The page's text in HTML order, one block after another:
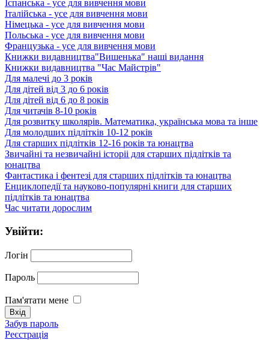
Іспанська - усе для вивчення мови
Італійська - усе для вивчення мови
Німецька - усе для вивчення мови
Польська - усе для вивчення мови
Французька - усе для вивчення мови
Книжки видавництва"Вишенька" наші видання
Книжки видавництва "Час Майстрів"
Для малечі до 3 років
Для дітей від 3 до 6 років
Для дітей від 6 до 8 років
Для читачів 8-10 років
Для розвитку школярів. Математика, українська мова та інше
Для молодших підлітків 10-12 років
Для старших підлітків 12-16 років та юнацтва
Звичайні та незвичайні історіі для cтарших підлітків та
юнацтва
Фантастика і фентезі для cтарших підлітків та юнацтва
Енциклопедії та науково-популярні книги для cтарших
підлітків та юнацтва
Час читати дорослим
Увійти:
Логін
Пароль
Пам'ятати мене
Забув пароль
Реєстрація